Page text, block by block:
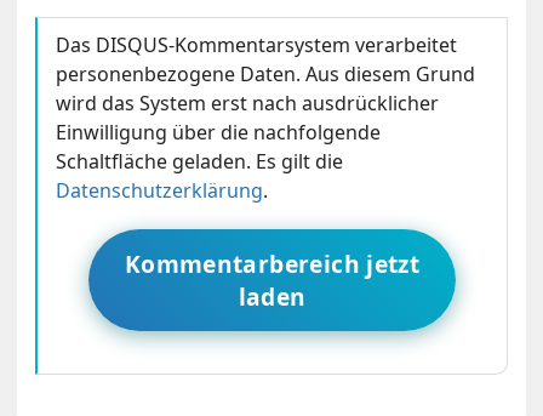
Das DISQUS-Kommentarsystem verarbeitet
personenbezogene Daten. Aus diesem Grund
wird das System erst nach ausdrücklicher
Einwilligung über die nachfolgende
Schaltfläche geladen. Es gilt die
Datenschutzerklärung.
Kommentarbereich jetzt
laden